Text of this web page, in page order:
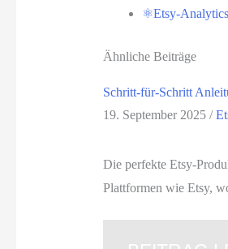
⚛️Etsy-Analytics
Ähnliche Beiträge
Schritt-für-Schritt
19. September 2025 /
Die perfekte Etsy-
Plattformen wie Etsy,